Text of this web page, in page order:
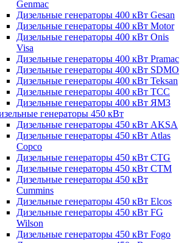
Genmac
Дизельные генераторы 400 кВт Gesan
Дизельные генераторы 400 кВт Motor
Дизельные генераторы 400 кВт Onis
Visa
Дизельные генераторы 400 кВт Pramac
Дизельные генераторы 400 кВт SDMO
Дизельные генераторы 400 кВт Teksan
Дизельные генераторы 400 кВт ТСС
Дизельные генераторы 400 кВт ЯМЗ
генераторы 450 кВт
Дизельные генераторы 450 кВт AKSA
Дизельные генераторы 450 кВт Atlas
Copco
Дизельные генераторы 450 кВт CTG
Дизельные генераторы 450 кВт CTM
Дизельные генераторы 450 кВт
Cummins
Дизельные генераторы 450 кВт Elcos
Дизельные генераторы 450 кВт FG
Wilson
Дизельные генераторы 450 кВт Fogo